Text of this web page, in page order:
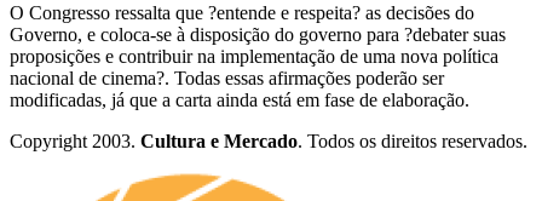
O Congresso ressalta que ?entende e respeita? as decisões do
Governo, e coloca-se à disposição do governo para ?debater suas
proposições e contribuir na implementação de uma nova política
nacional de cinema?. Todas essas afirmações poderão ser
modificadas, já que a carta ainda está em fase de elaboração.
Copyright 2003. Cultura e Mercado. Todos os direitos reservados.